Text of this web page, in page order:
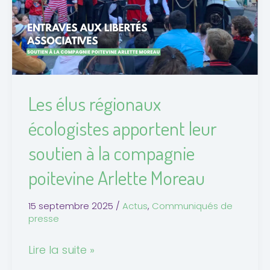
Les élus régionaux
écologistes apportent leur
soutien à la compagnie
poitevine Arlette Moreau
15 septembre 2025 / Actus, Communiqués de
presse
leur
soutien
à
la
poitevine
Arlette
Moreau
Lire la suite »